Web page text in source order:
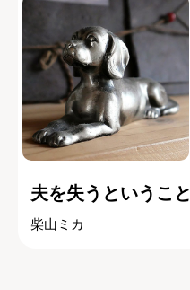
夫を失うということ
柴山ミカ